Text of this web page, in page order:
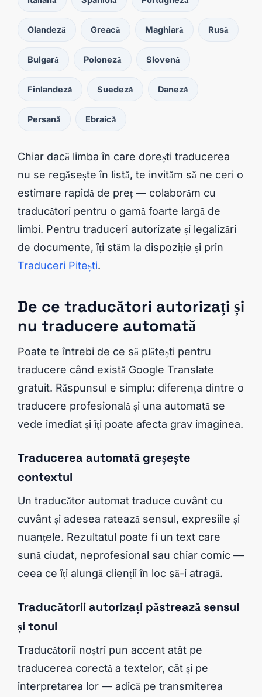
Olandeză Greacă Maghiară Rusă
Bulgară Poloneză Slovenă
Finlandeză Suedeză Daneză
Persană Ebraică
Chiar dacă limba în care dorești traducerea
nu se regăsește în listă, te invităm să ne ceri o
estimare rapidă de preț — colaborăm cu
traducători pentru o gamă foarte largă de
limbi. Pentru traduceri autorizate și legalizări
de documente, îți stăm la dispoziție și prin
Traduceri Pitești.
De ce traducători autorizați și
nu traducere automată
Poate te întrebi de ce să plătești pentru
traducere când există Google Translate
gratuit. Răspunsul e simplu: diferența dintre o
traducere profesională și una automată se
vede imediat și îți poate afecta grav imaginea.
Traducerea automată greșește
contextul
Un traducător automat traduce cuvânt cu
cuvânt și adesea ratează sensul, expresiile și
nuanțele. Rezultatul poate fi un text care
sună ciudat, neprofesional sau chiar comic —
ceea ce îți alungă clienții în loc să-i atragă.
Traducătorii autorizați păstrează sensul
și tonul
Traducătorii noștri pun accent atât pe
traducerea corectă a textelor, cât și pe
interpretarea lor — adică pe transmiterea